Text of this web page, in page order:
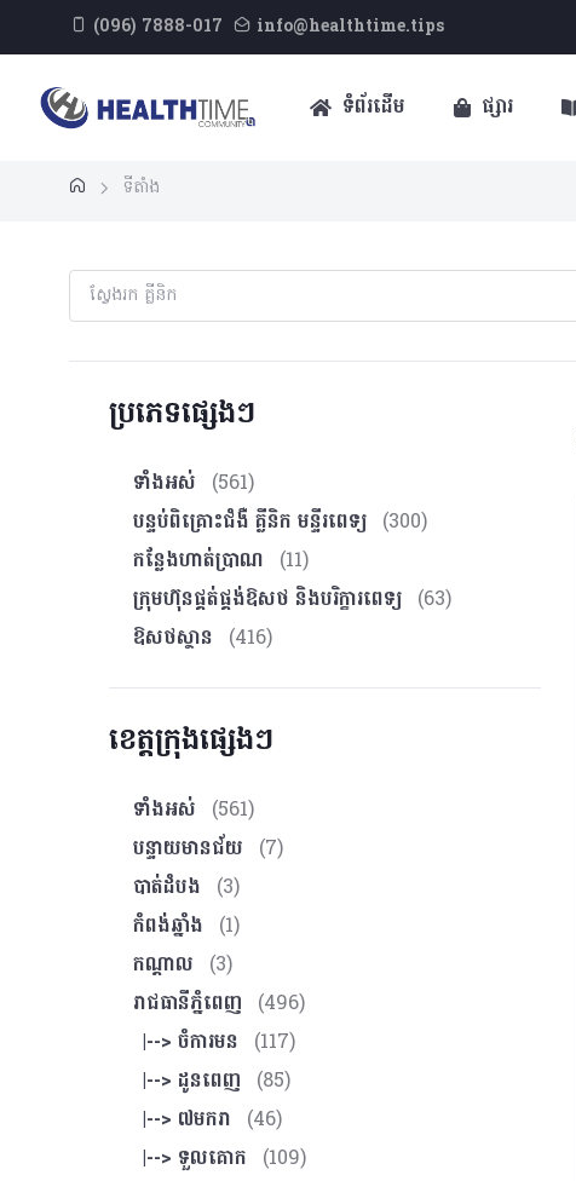
(096) 7888-017 info@healthtime.tips
ទំព័រដើម ផ្សារ
ទីតាំង
ប្រភេទផ្សេងៗ
ទាំងអស់
(561)
បន្ទប់ពិគ្រោះ​ជំងឺ គ្លីនិក មន្ទីរពេទ្យ (300)
កន្លែងហាត់ប្រាណ
(11)
ក្រុមហ៊ុនផ្គត់ផ្គង់ឱសថ និងបរិក្ខារពេទ្យ (63)
ឱសថស្ថាន
(416)
ខេត្តក្រុងផ្សេងៗ
ទាំងអស់
(561)
បន្ទាយមានជ័យ
(7)
បាត់ដំបង
(3)
កំពង់ឆ្នាំង
(1)
កណ្ដាល
(3)
រាជធានីភ្នំពេញ
(496)
|--> ចំការមន
(117)
|--> ដូនពេញ
(85)
|--> ៧មករា
(46)
|--> ទួលគោក
(109)